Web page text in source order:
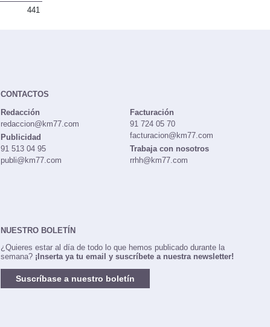
441
CONTACTOS
Redacción
redaccion@km77.com
Publicidad
91 513 04 95
publi@km77.com
Facturación
91 724 05 70
facturacion@km77.com
Trabaja con nosotros
rrhh@km77.com
NUESTRO BOLETÍN
¿Quieres estar al día de todo lo que hemos publicado durante la
semana? ¡Inserta ya tu email y suscríbete a nuestra newsletter!
Suscríbase a nuestro boletín